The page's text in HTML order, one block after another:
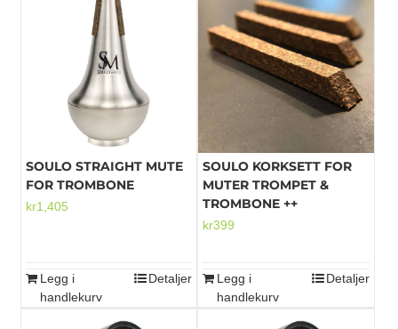
SOULO STRAIGHT MUTE
FOR TROMBONE
kr1,405
Legg i
handlekurv
Detaljer
SOULO KORKSETT FOR
MUTER TROMPET &
TROMBONE ++
kr399
Legg i
handlekurv
Detaljer